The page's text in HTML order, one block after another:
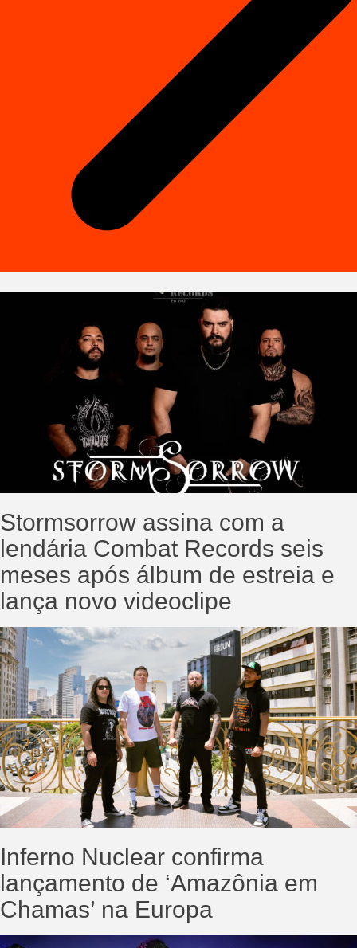
Stormsorrow assina com a
lendária Combat Records seis
meses após álbum de estreia e
lança novo videoclipe
Inferno Nuclear confirma
lançamento de ‘Amazônia em
Chamas’ na Europa